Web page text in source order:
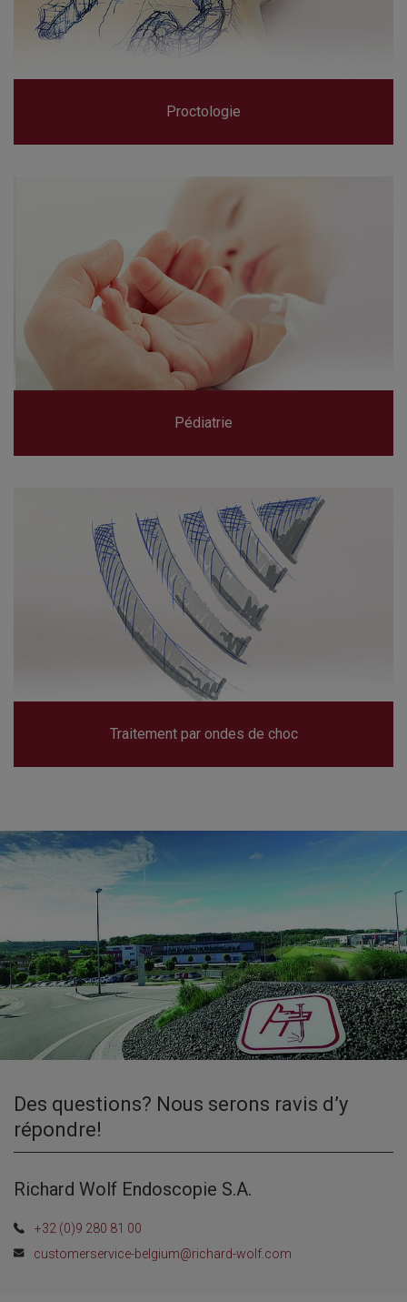
Proctologie
Pédiatrie
Traitement par ondes de choc
Des questions? Nous serons ravis d’y
répondre!
Richard Wolf Endoscopie S.A.
+32 (0)9 280 81 00
customerservice-belgium@richard-wolf.com